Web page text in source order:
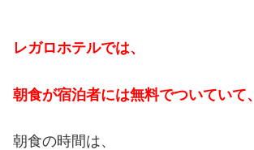
レガロホテルでは、
朝食が宿泊者には無料でついていて、
朝食の時間は、